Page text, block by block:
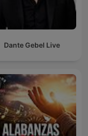
Dante Gebel Live